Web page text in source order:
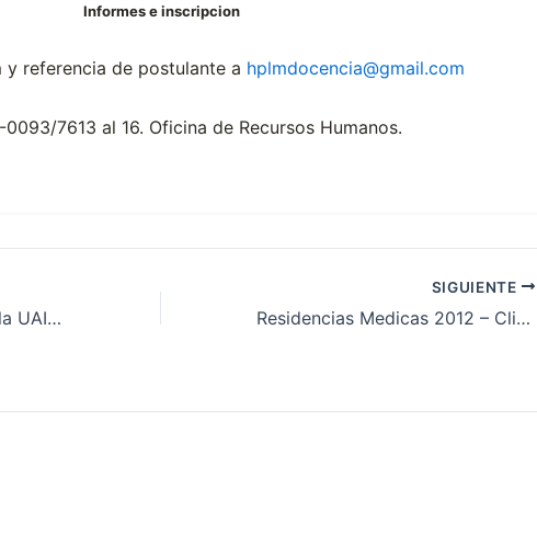
Informes e inscripcion
y referencia de postulante a hplmdocencia@gmail.com
7613 al 16. Oficina de Recursos Humanos.
Hospital Universitario de la UAI – Residencias 2012
SIGUIENTE
Residencias Medicas 2012 – Clinica de Especialidades